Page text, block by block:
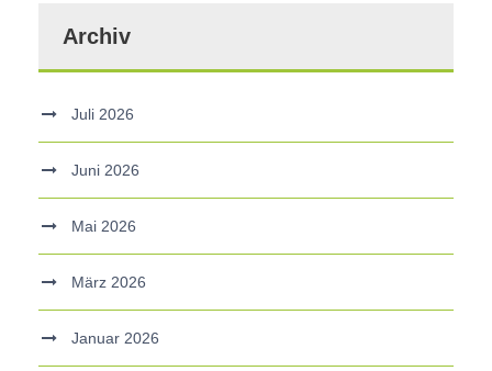
Archiv
Juli 2026
Juni 2026
Mai 2026
März 2026
Januar 2026